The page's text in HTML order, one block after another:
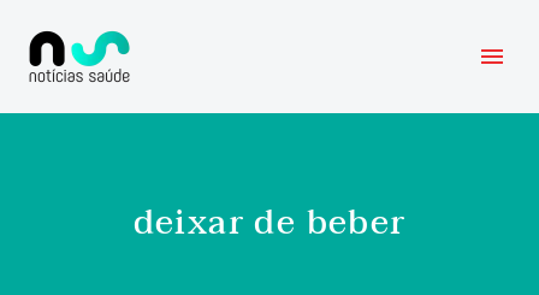
deixar de beber